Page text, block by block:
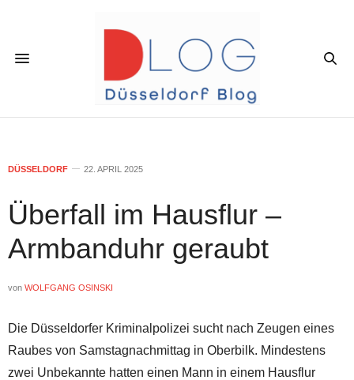
DÜSSELDORF 22. APRIL 2025
Überfall im Hausflur –
Armbanduhr geraubt
von WOLFGANG OSINSKI
Die Düsseldorfer Kriminalpolizei sucht nach Zeugen eines
Raubes von Samstagnachmittag in Oberbilk. Mindestens
zwei Unbekannte hatten einen Mann in einem Hausflur